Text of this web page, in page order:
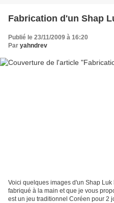
Fabrication d'un Shap
Publié le 23/11/2009 à 16:20
Par yahndrev
Voici quelques images d'un Shap
fabriqué à la main et que je vous
est un jeu traditionnel Coréen pour 2